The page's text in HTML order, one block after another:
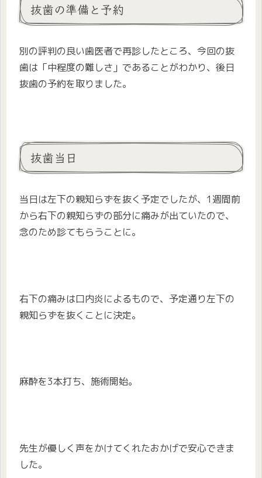
抜歯の準備と予約
別の評判の良い歯医者で再診したところ、今回の抜
歯は「中程度の難しさ」であることがわかり、後日
抜歯の予約を取りました。
抜歯当日
当日は左下の親知らずを抜く予定でしたが、1週間前
から右下の親知らずの部分に痛みが出ていたので、
念のため診てもらうことに。
右下の痛みは口内炎によるもので、予定通り左下の
親知らずを抜くことに決定。
麻酔を3本打ち、施術開始。
先生が優しく声をかけてくれたおかげで安心できま
した。